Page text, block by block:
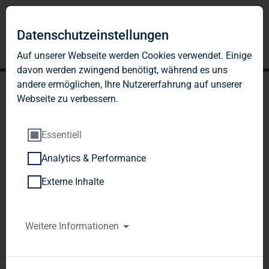
TAG Immobilien AG:
Veröffentlichung gemäß §
40 Abs. 1 WpHG mit dem
Verbreitung
Datenschutzeinstellungen
Auf unserer Webseite werden Cookies verwendet. Einige
davon werden zwingend benötigt, während es uns
andere ermöglichen, Ihre Nutzererfahrung auf unserer
Webseite zu verbessern.
Essentiell
Analytics & Performance
Externe Inhalte
Weitere Informationen